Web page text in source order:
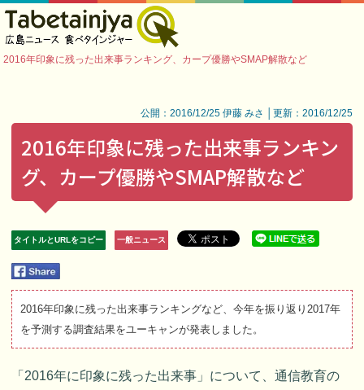
2016年印象に残った出来事ランキング、カープ優勝やSMAP解散など
公開：2016/12/25 伊藤 みさ │更新：2016/12/25
2016年印象に残った出来事ランキン
グ、カープ優勝やSMAP解散など
タイトルとURLをコピー 一般ニュース
2016年印象に残った出来事ランキングなど、今年を振り返り2017年
を予測する調査結果をユーキャンが発表しました。
「2016年に印象に残った出来事」について、通信教育の